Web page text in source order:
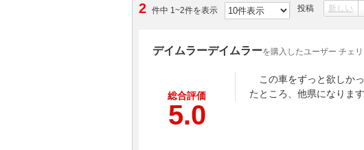
2 件中 1~2件を表示 投稿 新しい
デイムラーデイムラーを購入したユーザー チェ
総合評価
5.0
この車をずっと欲しか
たところ、他県になりま